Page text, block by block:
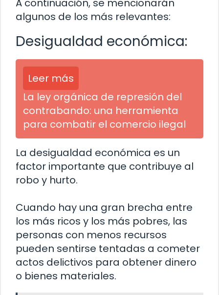
A continuación, se mencionarán
algunos de los más relevantes:
Desigualdad económica:
Leer más
La ley orgánica de represión del
contrabando: una herramienta
para combatir el comercio ilegal
La desigualdad económica es un
factor importante que contribuye al
robo y hurto.
Cuando hay una gran brecha entre
los más ricos y los más pobres, las
personas con menos recursos
pueden sentirse tentadas a cometer
actos delictivos para obtener dinero
o bienes materiales.